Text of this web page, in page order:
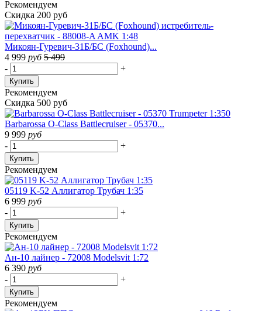
Рекомендуем
Скидка 200 руб
Микоян-Гуревич-31Б/БС (Foxhound)...
4 999 руб 5 499
-
+
Купить
Рекомендуем
Скидка 500 руб
Barbarossa O-Class Battlecruiser - 05370...
9 999 руб
-
+
Купить
Рекомендуем
05119 K-52 Аллигатор Трубач 1:35
6 999 руб
-
+
Купить
Рекомендуем
Ан-10 лайнер - 72008 Modelsvit 1:72
6 390 руб
-
+
Купить
Рекомендуем